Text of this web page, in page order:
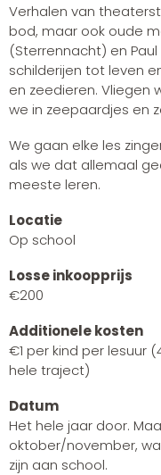
Verhalen van
bod, maar ook oude
(Sterrennacht) en Paul
schilderijen tot leven
en zeedieren. Vliegen
we in zeepaardjes en
We gaan elke les
als we dat allemaal
meeste leren.
Locatie
Op school
Losse inkoopprijs
€200
Additionele kosten
€1 per kind per lesuur
hele traject)
Datum
Het hele jaar door.
oktober/november,
zijn aan school.